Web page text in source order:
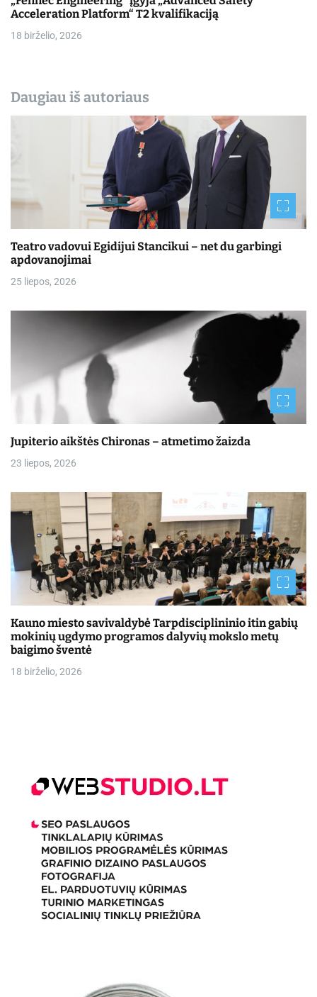
Acceleration Platform“ T2 kvalifikaciją
18 birželio, 2026
Daugiau iš autoriaus
Teatro vadovui Egidijui Stancikui – net du garbingi
apdovanojimai
25 liepos, 2026
Jupiterio aikštės Chironas – atmetimo žaizda
23 liepos, 2026
Kauno miesto savivaldybė Tarpdisciplininio itin gabių
mokinių ugdymo programos dalyvių mokslo metų
baigimo šventė
18 birželio, 2026